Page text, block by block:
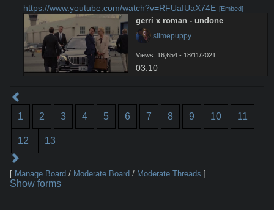
https://www.youtube.com/watch?v=RFUaIUaX74E [Embed]
gerri x roman - undone
slimepuppy
Views: 16,654 - 18/11/2021
03:10
1 2 3 4 5 6 7 8 9 10 11
12 13
[ Manage Board / Moderate Board / Moderate Threads ]
Show forms